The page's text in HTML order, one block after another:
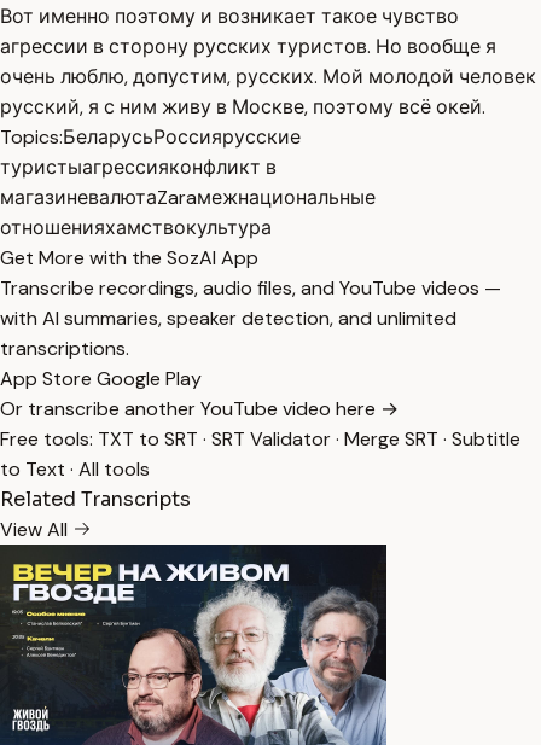
Вот именно поэтому и возникает такое чувство
агрессии в сторону русских туристов. Но вообще я
очень люблю, допустим, русских. Мой молодой человек
русский, я с ним живу в Москве, поэтому всё окей.
Topics:БеларусьРоссиярусские
туристыагрессияконфликт в
магазиневалютаZaraмежнациональные
отношенияхамствокультура
Get More with the SozAI App
Transcribe recordings, audio files, and YouTube videos —
with AI summaries, speaker detection, and unlimited
transcriptions.
App Store Google Play
Or transcribe another YouTube video here →
Free tools: TXT to SRT · SRT Validator· Merge SRT · Subtitle
to Text · All tools
Related Transcripts
View All